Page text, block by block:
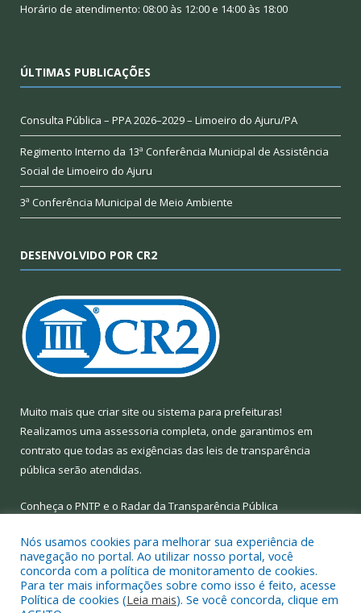
Horário de atendimento: 08:00 às 12:00 e 14:00 às 18:00
ÚLTIMAS PUBLICAÇÕES
Consulta Pública – PPA 2026–2029 – Limoeiro do Ajuru/PA
Regimento Interno da 13ª Conferência Municipal de Assistência
Social de Limoeiro do Ajuru
3ª Conferência Municipal de Meio Ambiente
DESENVOLVIDO POR CR2
Muito mais que criar site ou sistema para prefeituras!
Realizamos uma assessoria completa, onde garantimos em
contrato que todas as exigências das leis de transparência
pública serão atendidas.
Conheça o PNTP e o Radar da Transparência Pública
Todos os direitos reservados a Prefeitura Municipal de Limoeiro
do Ajuru.
Nós usamos cookies para melhorar sua experiência de
navegação no portal. Ao utilizar nosso portal, você
concorda com a política de monitoramento de cookies.
Para ter mais informações sobre como isso é feito, acesse
Política de cookies (Leia mais). Se você concorda, clique em